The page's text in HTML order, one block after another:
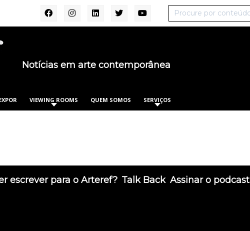
Notícias em arte contemporânea
VIEWING ROOMS QUEM SOMOS SERVIÇOS
escrever para o Arteref? Talk Back Assinar o podcast